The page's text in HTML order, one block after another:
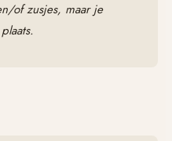
of zusjes, maar je